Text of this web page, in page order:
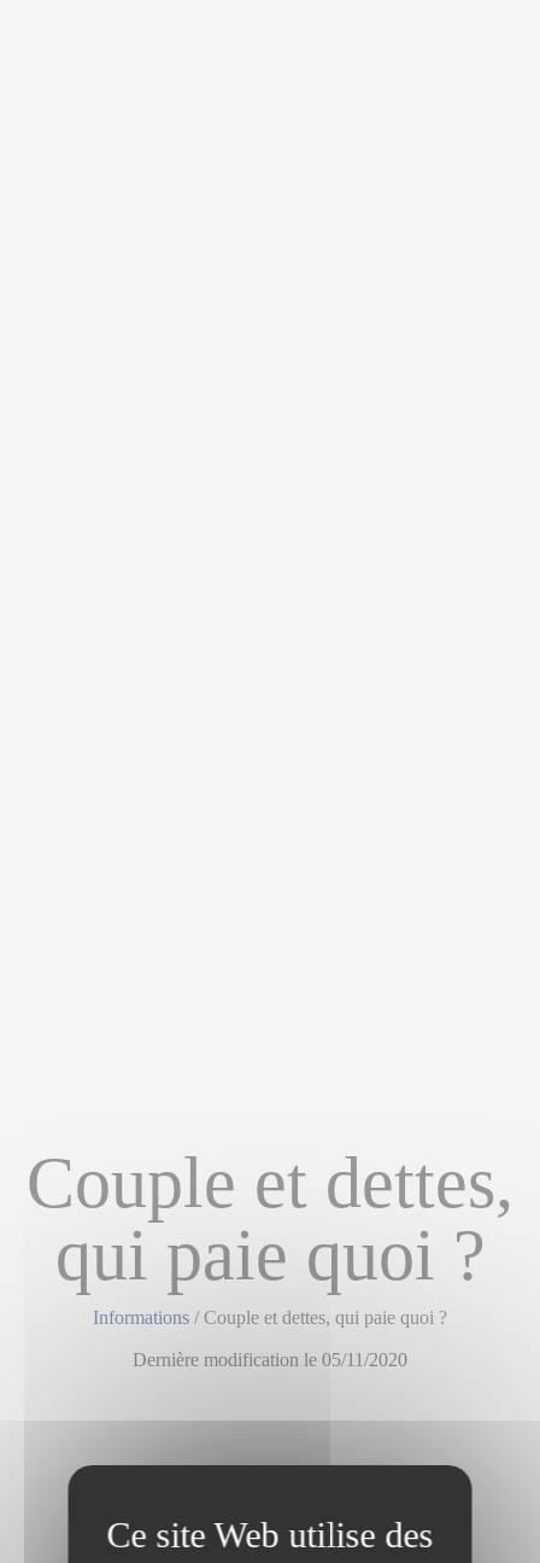
Couple et dettes,
qui paie quoi ?
Informations /Couple et dettes, qui paie quoi ?
Dernière modification le 05/11/2020